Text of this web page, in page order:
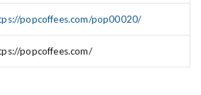
popcoffees.com/pop00020/
popcoffees.com/